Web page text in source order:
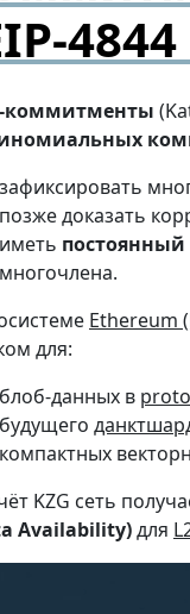
коммитменты
зафиксировать
позже доказать
иметь
многочлена.
Ethereum
для:
блоб-данных в
будущего
компактных
KZG сеть
Availability)для